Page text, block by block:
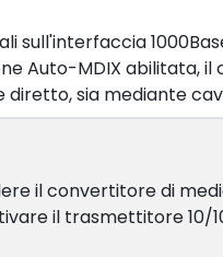
sull'interfaccia
Auto-MDIX abilitata,
sia mediante
il convertitore di
il trasmettitore 10/